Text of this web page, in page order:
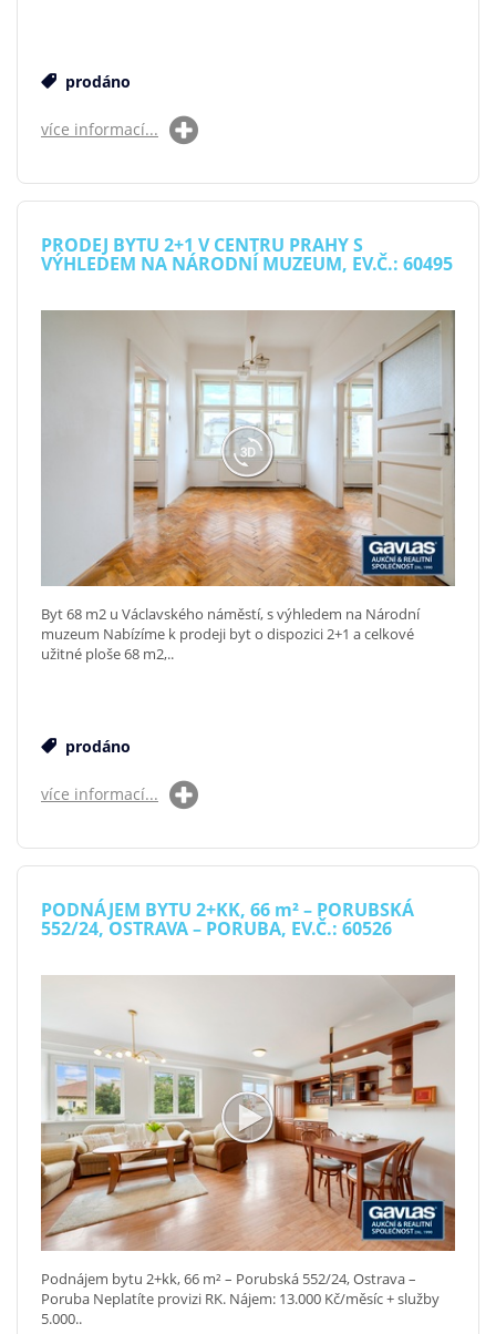
prodáno
více informací...
PRODEJ BYTU 2+1 V CENTRU PRAHY S
VÝHLEDEM NA NÁRODNÍ MUZEUM, EV.Č.: 60495
Byt 68 m2 u Václavského náměstí, s výhledem na Národní
muzeum Nabízíme k prodeji byt o dispozici 2+1 a celkové
užitné ploše 68 m2,..
prodáno
více informací...
PODNÁJEM BYTU 2+KK, 66 m²– PORUBSKÁ
552/24, OSTRAVA – PORUBA, EV.Č.: 60526
Podnájem bytu 2+kk, 66 m² – Porubská 552/24, Ostrava –
Poruba Neplatíte provizi RK. Nájem: 13.000 Kč/měsíc + služby
5.000..